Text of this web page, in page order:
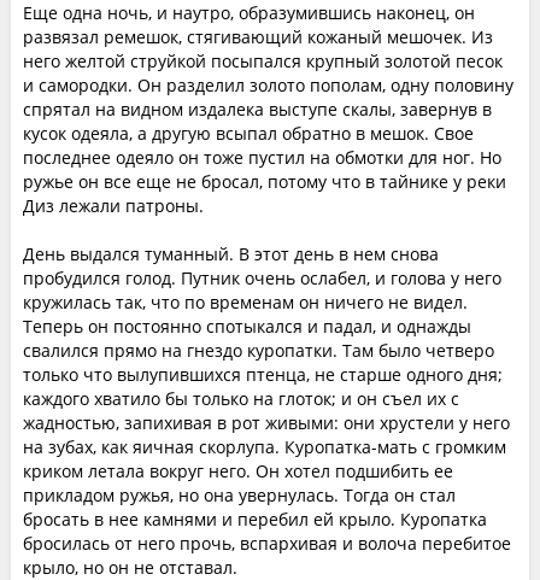
Еще одна ночь, и наутро, образумившись наконец, он
развязал ремешок, стягивающий кожаный мешочек. Из
него желтой струйкой посыпался крупный золотой песок
и самородки. Он разделил золото пополам, одну половину
спрятал на видном издалека выступе скалы, завернув в
кусок одеяла, а другую всыпал обратно в мешок. Свое
последнее одеяло он тоже пустил на обмотки для ног. Но
ружье он все еще не бросал, потому что в тайнике у реки
Диз лежали патроны.
День выдался туманный. В этот день в нем снова
пробудился голод. Путник очень ослабел, и голова у него
кружилась так, что по временам он ничего не видел.
Теперь он постоянно спотыкался и падал, и однажды
свалился прямо на гнездо куропатки. Там было четверо
только что вылупившихся птенца, не старше одного дня;
каждого хватило бы только на глоток; и он съел их с
жадностью, запихивая в рот живыми: они хрустели у него
на зубах, как яичная скорлупа. Куропатка-мать с громким
криком летала вокруг него. Он хотел подшибить ее
прикладом ружья, но она увернулась. Тогда он стал
бросать в нее камнями и перебил ей крыло. Куропатка
бросилась от него прочь, вспархивая и волоча перебитое
крыло, но он не отставал.